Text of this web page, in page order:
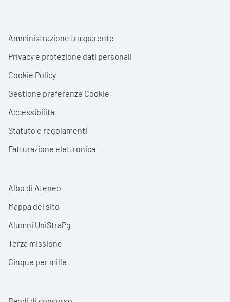
Footer menu
Amministrazione trasparente
Privacy e protezione dati personali
Cookie Policy
Gestione preferenze Cookie
Accessibilità
Statuto e regolamenti
Fatturazione elettronica
Albo di Ateneo
Mappa del sito
Alumni UniStraPg
Terza missione
Cinque per mille